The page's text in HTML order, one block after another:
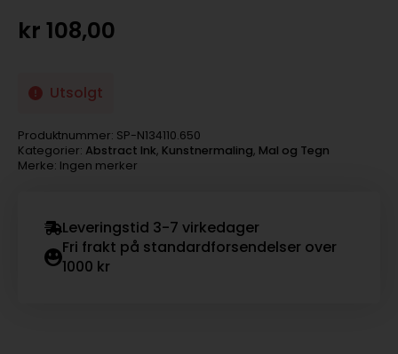
kr 108,00
Utsolgt
Produktnummer: SP-N134110.650
Kategorier: Abstract Ink, Kunstnermaling, Mal og Tegn
Merke: Ingen merker
Leveringstid 3-7 virkedager
Fri frakt på standardforsendelser over
1000 kr